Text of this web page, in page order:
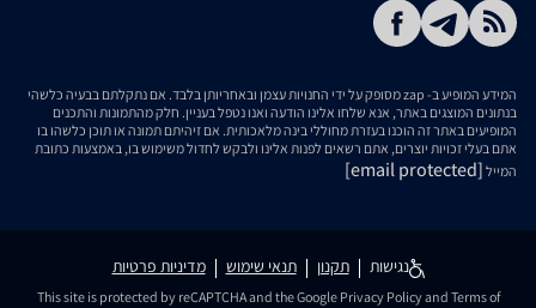
המידע המופיע ב- zap מסופק על ידי החנויות עצמן ובאחריותן בלבד. אם נתקלתם בבעיה כלשהי
בנתונים המוצגים באתר, אנא שלחו אלינו הודעה ואנו נטפל בעניין. חלק מהתמונות והתכנים
המופיעים באתר זה הוכנו בעזרת מחוללי בינה מלאכותית. אם זיהיתם תמונה או תוכן כלשהו בו
אתם בעלי זכויות יוצרים, אתם רשאים לפנות אלינו ולבקש לחדול משימוש בו, באמצעות כתובת
המייל [email protected]
נגישות תקנון תנאי שימוש מדיניות פרטיות
This site is protected by reCAPTCHA and the Google Privacy Policyand Terms of